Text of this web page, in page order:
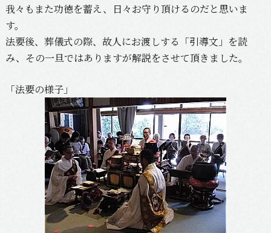
我々もまた功徳を蓄え、日々お守り頂けるのだと思いま
す。
法要後、葬儀式の際、故人にお渡しする「引導文」を読
み、その一旦ではありますが解説をさせて頂きました。
「法要の様子」